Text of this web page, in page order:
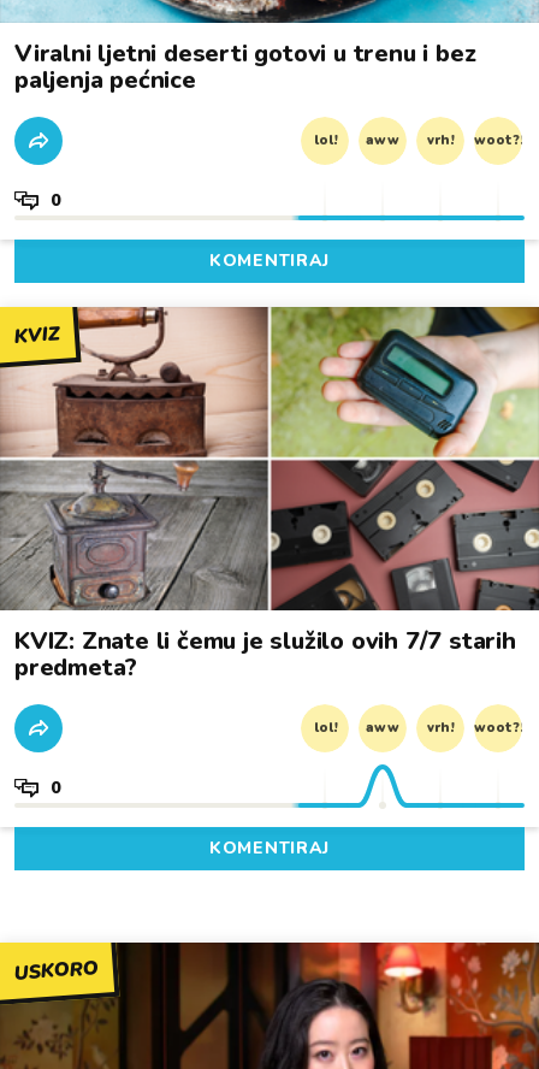
Viralni ljetni deserti gotovi u trenu i bez
paljenja pećnice
lol! aww vrh! woot?!
0
KOMENTIRAJ
KVIZ
KVIZ: Znate li čemu je služilo ovih 7/7 starih
predmeta?
lol! aww vrh! woot?!
0
KOMENTIRAJ
USKORO